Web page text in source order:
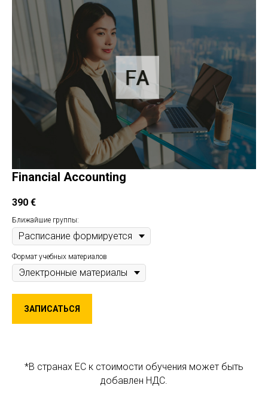
Financial Accounting
390 €
Ближайшие группы:
Формат учебных материалов
ЗАПИСАТЬСЯ
*В странах ЕС к стоимости обучения может быть
добавлен НДС.